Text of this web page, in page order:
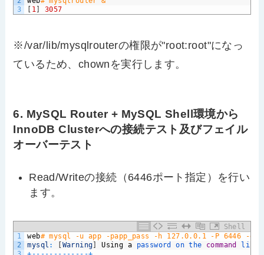
3
1 3057
※/var/lib/mysqlrouterの権限が"root:root"になっ
ているため、chownを実行します。
6. MySQL Router + MySQL Shell環境から
InnoDB Clusterへの接続テスト及びフェイル
オーバーテスト
Read/Writeの接続（6446ポート指定）を行い
ます。
Shell
1
2
web# mysql -u app -papp_pass -h 127.0.0.1 -P 6446 -e
mysql : Warning Using a password on the command line